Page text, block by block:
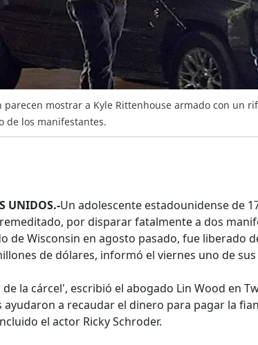
parecen mostrar a Kyle Rittenhouse armado con un
de los manifestantes.
UNIDOS.-Un adolescente estadounidense de
por disparar fatalmente a dos
de Wisconsin en agosto pasado, fue liberado
de dólares, informó el viernes uno de
de la cárcel', escribió el abogado Lin Wood en
ayudaron a recaudar el dinero para pagar la
el actor Ricky Schroder.